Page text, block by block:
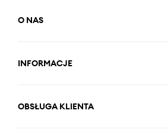
O NAS
INFORMACJE
OBSŁUGA KLIENTA